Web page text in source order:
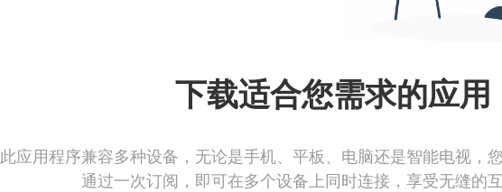
下载适合您需求的应用
此应用程序兼容多种设备，无论是手机、平板、电脑还是智能电视，
通过一次订阅，即可在多个设备上同时连接，享受无缝的互